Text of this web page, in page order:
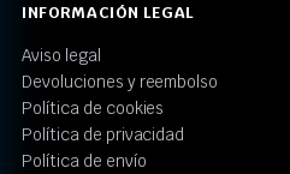
INFORMACIÓN LEGAL
Aviso legal
Devoluciones y reembolso
Política de cookies
Política de privacidad
Política de envío